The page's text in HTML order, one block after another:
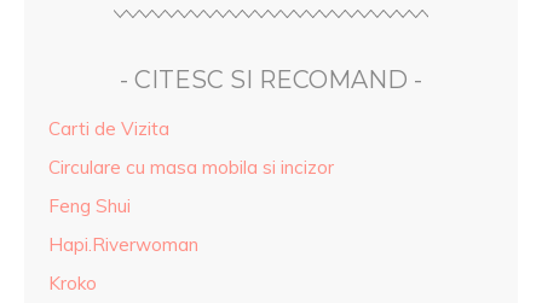
- CITESC SI RECOMAND -
Carti de Vizita
Circulare cu masa mobila si incizor
Feng Shui
Hapi.Riverwoman
Kroko